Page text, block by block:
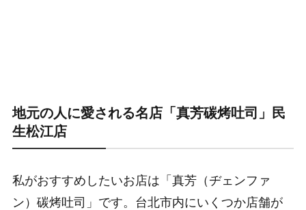
地元の人に愛される名店「真芳碳烤吐司」民
生松江店
私がおすすめしたいお店は「真芳（ヂェンファ
ン）碳烤吐司」です。台北市内にいくつか店舗が